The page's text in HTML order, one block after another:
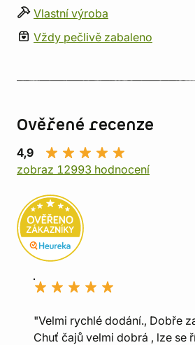
Vlastní výroba
Vždy pečlivě zabaleno
Ověřené recenze
4,9
zobraz 12993 hodnocení
"Velmi rychlé dodání., Dobře
Chuť čajů velmi dobrá , lze se